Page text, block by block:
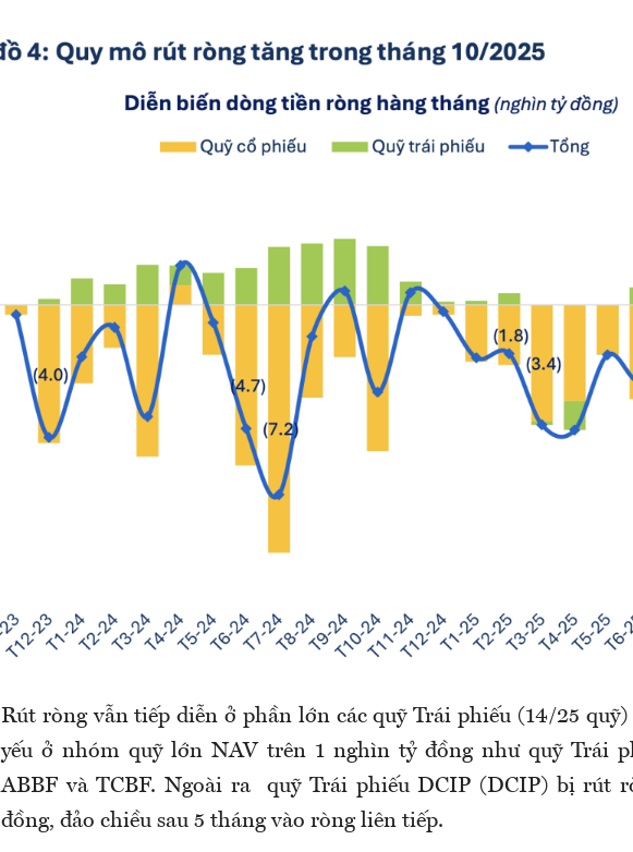
Rút ròng vẫn tiếp diễn ở phần lớn các quỹ Trái phiếu (14/25
yếu ở nhóm quỹ lớn NAV trên 1 nghìn tỷ đồng như quỹ Trái
ABBF và TCBF. Ngoài ra quỹ Trái phiếu DCIP (DCIP) bị rút
đồng, đảo chiều sau 5 tháng vào ròng liên tiếp.